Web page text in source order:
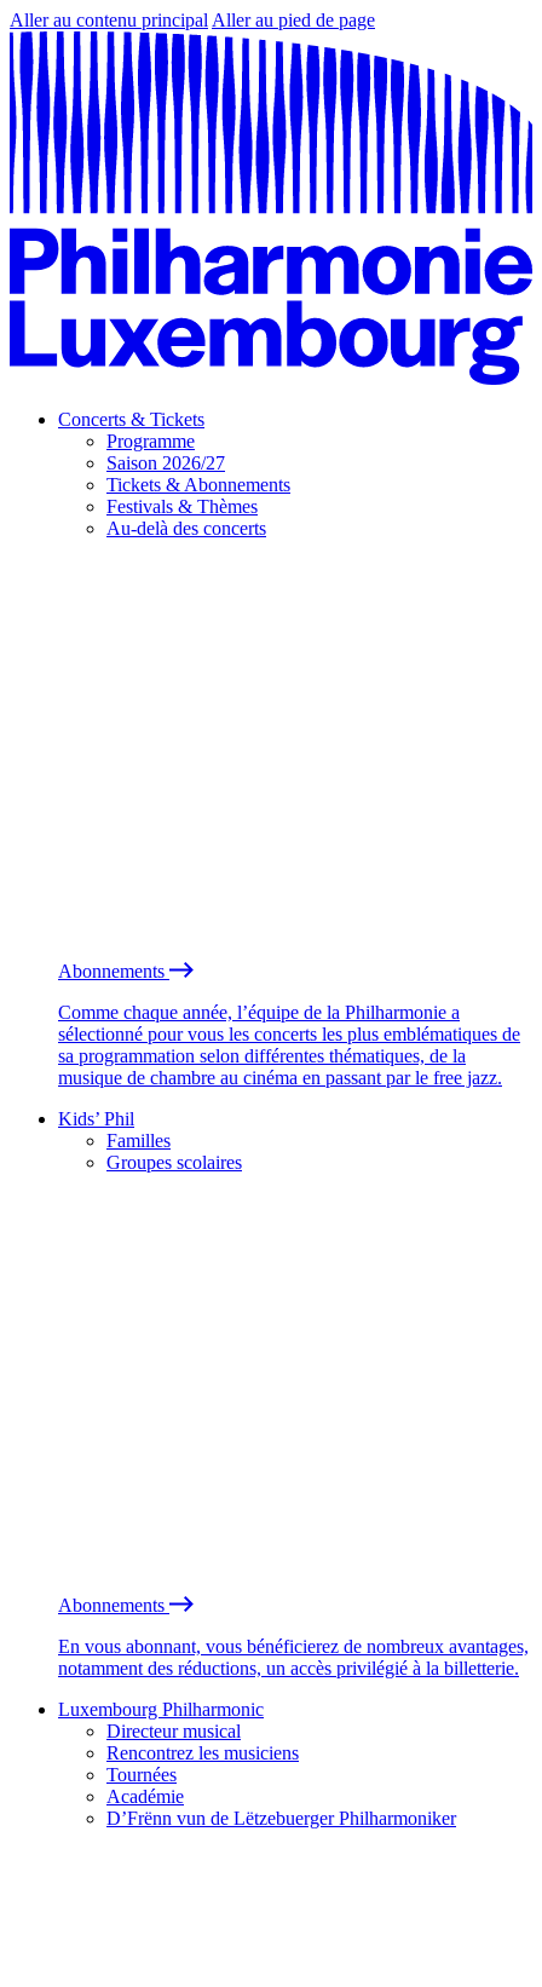
Aller au contenu principal Aller au pied de page
Concerts & Tickets
Programme
Saison 2026/27
Tickets & Abonnements
Festivals & Thèmes
Au-delà des concerts
Abonnements
Comme chaque année, l’équipe de la Philharmonie a
sélectionné pour vous les concerts les plus emblématiques de
sa programmation selon différentes thématiques, de la
musique de chambre au cinéma en passant par le free jazz.
Kids’ Phil
Familles
Groupes scolaires
Abonnements
En vous abonnant, vous bénéficierez de nombreux avantages,
notamment des réductions, un accès privilégié à la billetterie.
Luxembourg Philharmonic
Directeur musical
Rencontrez les musiciens
Tournées
Académie
D’Frënn vun de Lëtzebuerger Philharmoniker